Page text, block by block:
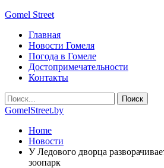
Gomel Street
Главная
Новости Гомеля
Погода в Гомеле
Достопримечательности
Контакты
GomelStreet.by
Home
Новости
У Ледового дворца
зоопарк